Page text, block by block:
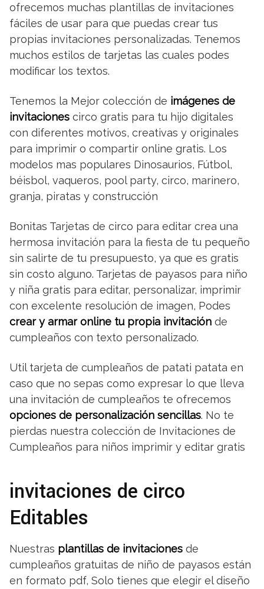
ofrecemos muchas plantillas de invitaciones
fáciles de usar para que puedas crear tus
propias invitaciones personalizadas. Tenemos
muchos estilos de tarjetas las cuales podes
modificar los textos.
Tenemos la Mejor colección de imágenes de
invitaciones circo gratis para tu hijo digitales
con diferentes motivos, creativas y originales
para imprimir o compartir online gratis. Los
modelos mas populares Dinosaurios, Fútbol,
béisbol, vaqueros, pool party, circo, marinero,
granja, piratas y construcción
Bonitas Tarjetas de circo para editar crea una
hermosa invitación para la fiesta de tu pequeño
sin salirte de tu presupuesto, ya que es gratis
sin costo alguno. Tarjetas de payasos para niño
y niña gratis para editar, personalizar, imprimir
con excelente resolución de imagen, Podes
crear y armar online tu propia invitación de
cumpleaños con texto personalizado.
Util tarjeta de cumpleaños de patati patata en
caso que no sepas como expresar lo que lleva
una invitación de cumpleaños te ofrecemos
opciones de personalización sencillas. No te
pierdas nuestra colección de Invitaciones de
Cumpleaños para niños imprimir y editar gratis
invitaciones de circo
Editables
Nuestras plantillas de invitaciones de
cumpleaños gratuitas de niño de payasos están
en formato pdf, Solo tienes que elegir el diseño